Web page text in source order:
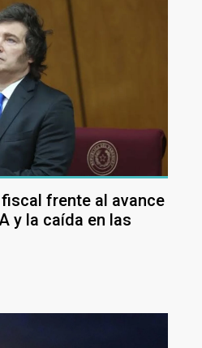
frente al avance
y la caída en las